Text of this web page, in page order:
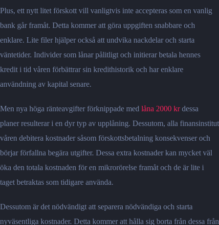
Plus, ett nytt litet förskott vill vanligtvis inte accepteras som en vanlig
bank går framåt. Detta kommer att göra uppgiften snabbare och
enklare. Lite filer hjälper också att undvika nackdelar och starta
väntetider. Individer som lånar pålitligt och initierar betala hennes
kredit i tid våren förbättrar sin kredithistorik och har enklare
användning av kapital senare.
Men nya höga ränteavgifter förknippade med låna 2000 krdessa
planer resulterar i en dyr typ av upplåning. Dessutom, alla finansinstitut
våren debitera kostnader såsom förskottsbetalning konsekvenser och
börjar förfallna begära utgifter. Dessa extra kostnader kan mycket väl
öka den totala kostnaden för en mikrorörelse framåt och de är lite i
taget betraktas som tidigare använda.
Dessutom är det nödvändigt att separera nödvändiga och starta
nyväsentliga kostnader. Detta kommer att hålla sig borta från dessa från